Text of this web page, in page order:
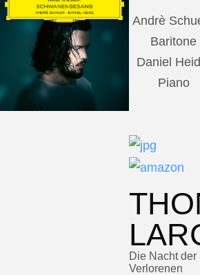
Andrè
Baritone
Daniel
Piano
Die Nacht der
Verlorenen